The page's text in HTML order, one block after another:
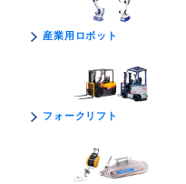
産業用ロボット
フォークリフト